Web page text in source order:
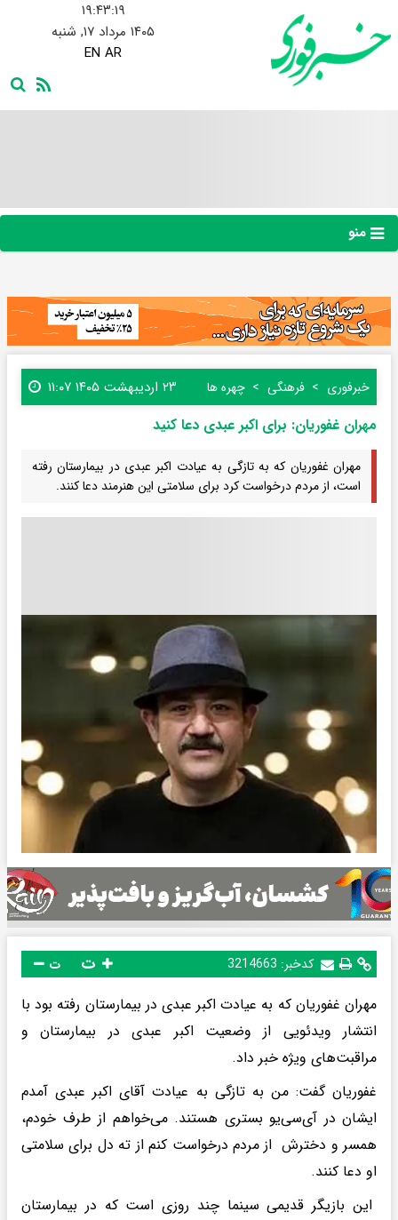
۱۹:۴۳:۲۰
۱۴۰۵ مرداد ۱۷, شنبه
EN AR
منو
خبرفوری فرهنگی چهره ها ۲۳ اردیبهشت ۱۴۰۵ ۱۱:۰۷
مهران غفوریان: برای اکبر عبدی دعا کنید
مهران غفوریان که به تازگی به عیادت اکبر عبدی در بیمارستان رفته
است، از مردم درخواست کرد برای سلامتی این هنرمند دعا کنند.
کدخبر: 3214663 ت
مهران غفوریان که به عیادت اکبر عبدی در بیمارستان رفته بود با
انتشار ویدئویی از وضعیت اکبر عبدی در بیمارستان و
مراقبت‌های ویژه خبر داد.
غفوریان گفت: من به تازگی به عیادت آقای اکبر عبدی آمدم
ایشان در آی‌سی‌یو بستری هستند. می‌خواهم از طرف خودم،
همسر و دخترش از مردم درخواست کنم از ته دل برای سلامتی
او دعا کنند.
این بازیگر قدیمی سینما چند روزی است که در بیمارستان